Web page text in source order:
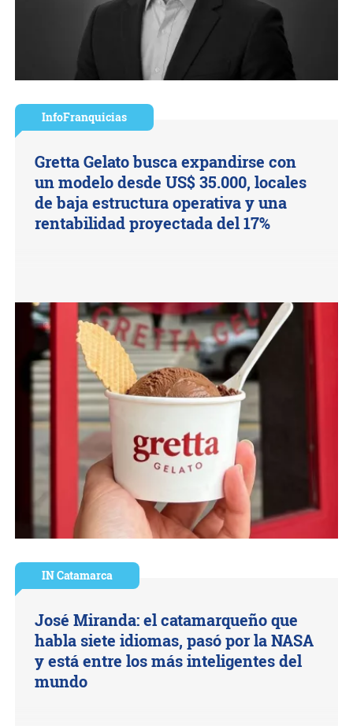
InfoFranquicias
Gretta Gelato busca expandirse con
un modelo desde US$ 35.000, locales
de baja estructura operativa y una
rentabilidad proyectada del 17%
IN Catamarca
José Miranda: el catamarqueño que
habla siete idiomas, pasó por la NASA
y está entre los más inteligentes del
mundo